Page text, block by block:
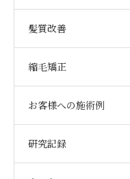
髪質改善
縮毛矯正
お客様への施術例
研究記録